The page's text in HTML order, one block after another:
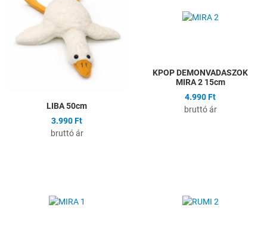
Összehasonlítás
LIBA 50cm
3.990 Ft
bruttó ár
KPOP DEMONVADASZOK
MIRA 2 15cm
4.990 Ft
bruttó ár
Összehasonlítás